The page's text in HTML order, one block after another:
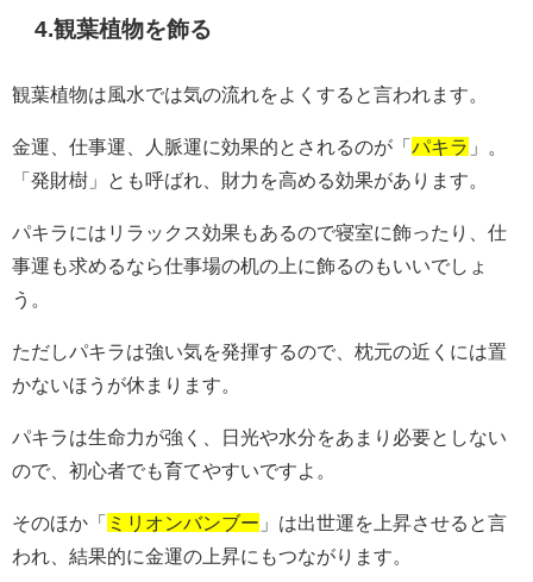
4.観葉植物を飾る
観葉植物は風水では気の流れをよくすると言われます。
金運、仕事運、人脈運に効果的とされるのが「 パキラ 」。
「発財樹」とも呼ばれ、財力を高める効果があります。
パキラにはリラックス効果もあるので寝室に飾ったり、仕
事運も求めるなら仕事場の机の上に飾るのもいいでしょ
う。
ただしパキラは強い気を発揮するので、枕元の近くには置
かないほうが休まります。
パキラは生命力が強く、日光や水分をあまり必要としない
ので、初心者でも育てやすいですよ。
そのほか「 ミリオンバンブー 」は出世運を上昇させると言
われ、結果的に金運の上昇にもつながります。